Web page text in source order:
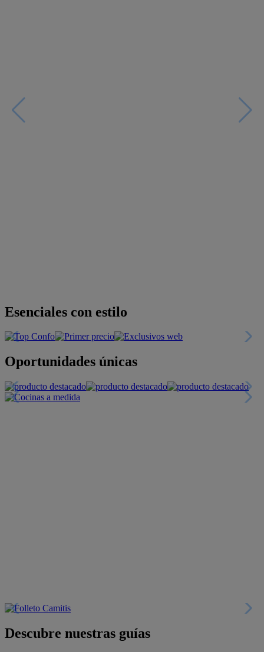
Descuentos y más
+INFO
+INFO
Nueva app
Todo en tu móvil